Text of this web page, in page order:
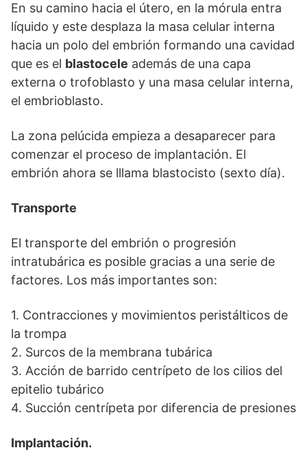
En su camino hacia el útero, en la mórula entra
líquido y este desplaza la masa celular interna
hacia un polo del embrión formando una cavidad
que es el blastocele además de una capa
externa o trofoblasto y una masa celular interna,
el embrioblasto.
La zona pelúcida empieza a desaparecer para
comenzar el proceso de implantación. El
embrión ahora se lllama blastocisto (sexto día).
Transporte
El transporte del embrión o progresión
intratubárica es posible gracias a una serie de
factores. Los más importantes son:
1. Contracciones y movimientos peristálticos de
la trompa
2. Surcos de la membrana tubárica
3. Acción de barrido centrípeto de los cilios del
epitelio tubárico
4. Succión centrípeta por diferencia de presiones
Implantación.